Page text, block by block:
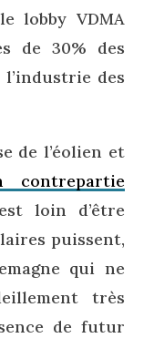
lobby VDMA
de 30% des
des
de l’éolien et
contrepartie
loin d’être
puissent,
qui ne
très
de futur